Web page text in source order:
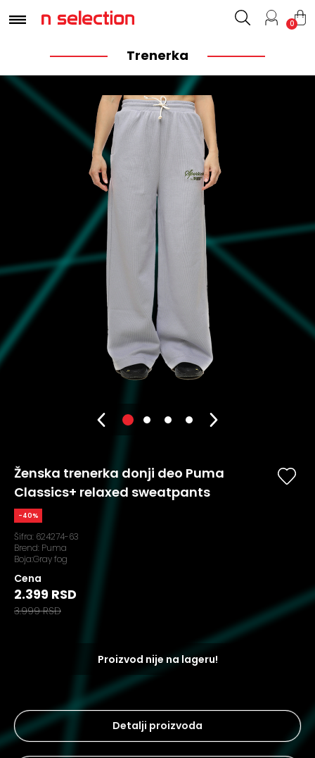
0
Trenerka
Ženska trenerka donji deo Puma
Classics+ relaxed sweatpants
-40%
Šifra: 624274-63
Brend: Puma
Boja:Gray fog
Cena
2.399 RSD
3.999 RSD
Proizvod nije na lageru!
Detalji proizvoda